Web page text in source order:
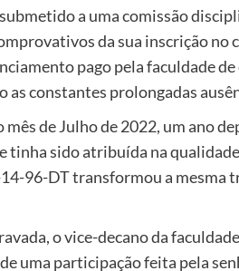
a uma comissão
da sua inscrição no
pago pela faculdade
as constantes prolongadas
de Julho de 2022, um ano
tinha sido atribuída na
96-DT transformou a mesma
o vice-decano da
uma participação feita pela